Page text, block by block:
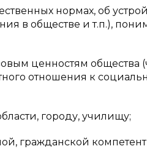
нормах, об
в обществе и т.п.),
ценностям общества
отношения к
городу, училищу;
гражданской